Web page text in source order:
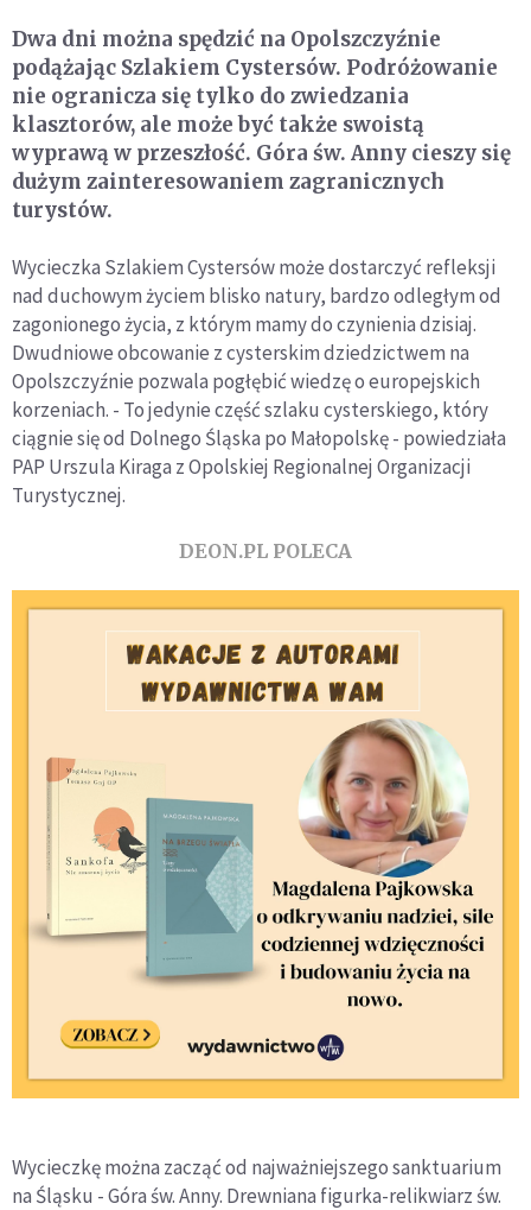
Dwa dni można spędzić na Opolszczyźnie
podążając Szlakiem Cystersów. Podróżowanie
nie ogranicza się tylko do zwiedzania
klasztorów, ale może być także swoistą
wyprawą w przeszłość. Góra św. Anny cieszy się
dużym zainteresowaniem zagranicznych
turystów.
Wycieczka Szlakiem Cystersów może dostarczyć refleksji
nad duchowym życiem blisko natury, bardzo odległym od
zagonionego życia, z którym mamy do czynienia dzisiaj.
Dwudniowe obcowanie z cysterskim dziedzictwem na
Opolszczyźnie pozwala pogłębić wiedzę o europejskich
korzeniach. - To jedynie część szlaku cysterskiego, który
ciągnie się od Dolnego Śląska po Małopolskę - powiedziała
PAP Urszula Kiraga z Opolskiej Regionalnej Organizacji
Turystycznej.
DEON.PL POLECA
Wycieczkę można zacząć od najważniejszego sanktuarium
na Śląsku - Góra św. Anny. Drewniana figurka-relikwiarz św.